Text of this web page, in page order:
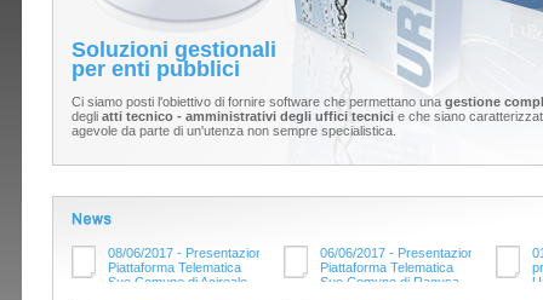
Soluzioni gestionali
per enti pubblici
Ci siamo posti l'obiettivo di fornire software che permettano una gestione
degli atti tecnico - amministrativi degli uffici tecnicie che siano
agevole da parte di un'utenza non sempre specialistica.
08/06/2017 - Presentazione
Piattaforma Telematica
Sue Comune di Acireale
06/06/2017 - Presentazione
Piattaforma Telematica
Sue Comune di Ragusa